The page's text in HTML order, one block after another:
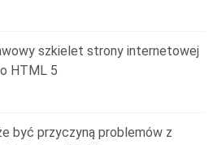
szkielet strony internetowej
HTML 5
być przyczyną problemów z